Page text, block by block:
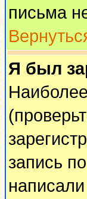
письма
Я был
запись